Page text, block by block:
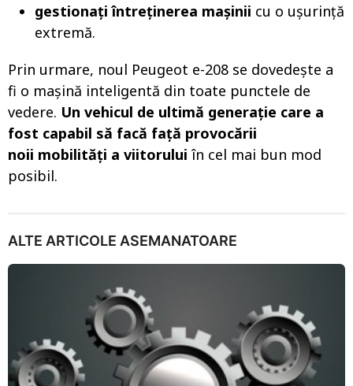
gestionați întreținerea mașinii cu o ușurință
extremă.
Prin urmare, noul Peugeot e-208 se dovedește a
fi o mașină inteligentă din toate punctele de
vedere. Un vehicul de ultimă generație care a
fost capabil să facă față provocării
noii mobilități a viitorului în cel mai bun mod
posibil.
ALTE ARTICOLE ASEMANATOARE